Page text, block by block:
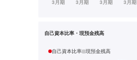
自己資本比率・現預金残高
自己資本比率 現預金残高